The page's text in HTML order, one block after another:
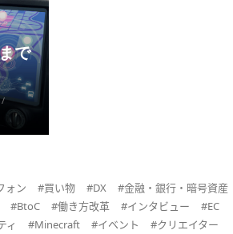
で
ォン #買い物 #DX
#金融・銀行・暗号資産
#BtoC #働き方改革 #インタビュー
#EC
ィ #Minecraft #イベント
#クリエイター